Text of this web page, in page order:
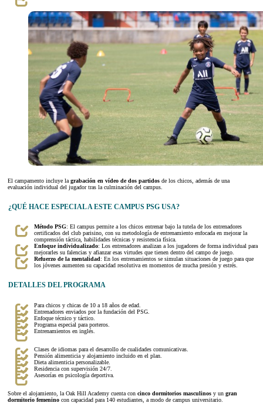
El campamento incluye la grabación en vídeo de dos partidos de los chicos, además de una
evaluación individual del jugador tras la culminación del campus.
¿QUÉ HACE ESPECIAL A ESTE CAMPUS PSG USA?
Método PSG: El campus permite a los chicos entrenar bajo la tutela de los entrenadores
certificados del club parisino, con su metodología de entrenamiento enfocada en mejorar la
comprensión táctica, habilidades técnicas y resistencia física.
Enfoque individualizado: Los entrenadores analizan a los jugadores de forma individual para
mejorarles su falencias y afianzar esas virtudes que tienen dentro del campo de juego.
Refuerzo de la mentalidad: En los entrenamientos se simulan situaciones de juego para que
los jóvenes aumenten su capacidad resolutiva en momentos de mucha presión y estrés.
DETALLES DEL PROGRAMA
Para chicos y chicas de 10 a 18 años de edad.
Entrenadores enviados por la fundación del PSG.
Enfoque técnico y táctico.
Programa especial para porteros.
Entrenamientos en inglés.
Clases de idiomas para el desarrollo de cualidades comunicativas.
Pensión alimenticia y alojamiento incluido en el plan.
Dieta alimenticia personalizable.
Residencia con supervisión 24/7.
Asesorías en psicología deportiva.
Sobre el alojamiento, la Oak Hill Academy cuenta con cinco dormitorios masculinos y un gran
dormitorio femenino con capacidad para 140 estudiantes, a modo de campus universitario.